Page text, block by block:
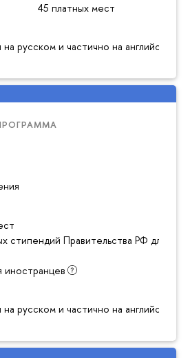
45 платных мест
русском и частично на английском
стипендий Правительства РФ для
иностранцев
русском и частично на английском